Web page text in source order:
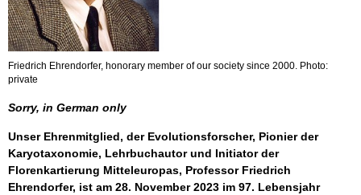
Friedrich Ehrendorfer, honorary member of our society since 2000. Photo:
private
Sorry, in German only
Unser Ehrenmitglied, der Evolutionsforscher, Pionier der
Karyotaxonomie, Lehrbuchautor und Initiator der
Florenkartierung Mitteleuropas, Professor Friedrich
Ehrendorfer, ist am 28. November 2023 im 97. Lebensjahr